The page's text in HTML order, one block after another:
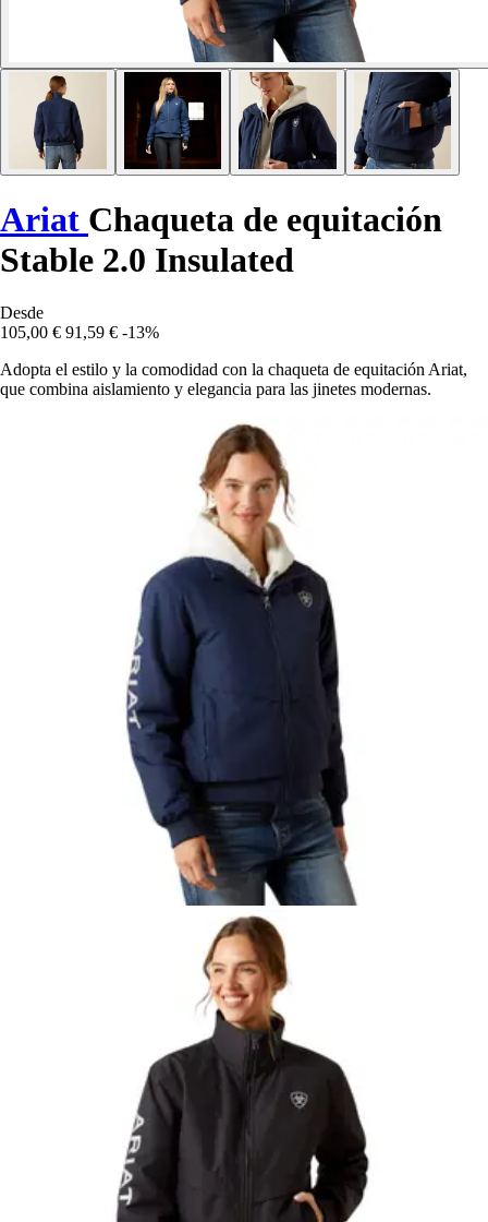
Ariat Chaqueta de equitación
Stable 2.0 Insulated
Desde
105,00 € 91,59 € -13%
Adopta el estilo y la comodidad con la chaqueta de equitación Ariat,
que combina aislamiento y elegancia para las jinetes modernas.